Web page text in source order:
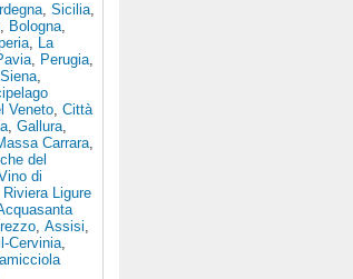
, Sicilia,
, Bologna,
, La
, Perugia,
Siena,
Veneto, Città
, Gallura,
Carrara,
del
di
Riviera Ligure
, Assisi,
Cervinia,